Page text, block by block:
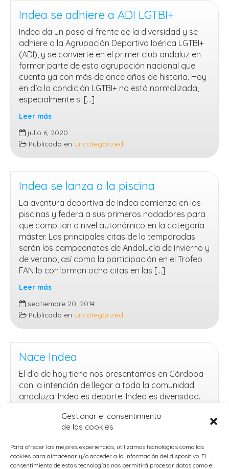
Gestionar el consentimiento
de las cookies
Para ofrecer las mejores experiencias, utilizamos tecnologías como las
cookies para almacenar y/o acceder a la información del dispositivo. El
consentimiento de estas tecnologías nos permitirá procesar datos como el
Indea se adhiere a ADI LGTBI+
Indea da un paso al frente de la diversidad y se
adhiere a la Agrupación Deportiva Ibérica LGTBI+
(ADI), y se convierte en el primer club andaluz en
formar parte de esta agrupación nacional que
cuenta ya con más de once años de historia. Hoy
en día la condición LGTBI+ no está normalizada,
especialmente si […]
Leer más
Indea
se
adhiere
a
ADI
LGTBI+
julio 6, 2020
Publicado en Uncategorized
Indea se lanza a la piscina
La aventura deportiva de Indea comienza en las
piscinas y federa a sus primeros nadadores para
que compitan a nivel autonómico en la categoría
máster. Las principales citas de la temporadas
serán los campeonatos de Andalucía de invierno y
de verano, así como la participación en el Trofeo
FAN lo conforman ocho citas en las […]
Leer más
Indea
se
lanza
a
la
piscina
septiembre 20, 2014
Publicado en Uncategorized
Nace Indea
El día de hoy tiene nos presentamos en Córdoba
con la intención de llegar a toda la comunidad
andaluza. Indea es deporte. Indea es diversidad.
presidente del club, Aldir Fernández, te da la
bienvenida con la siguiente carta: Lee la carta
Leer más
Nace
septiembre 17, 2014